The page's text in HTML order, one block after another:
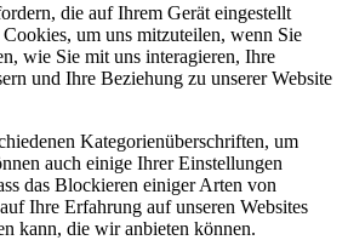
die auf Ihrem Gerät eingestellt
um uns mitzuteilen, wenn Sie
wie Sie mit uns interagieren, Ihre
und Ihre Beziehung zu unserer Website
Kategorienüberschriften, um
auch einige Ihrer Einstellungen
das Blockieren einiger Arten von
Ihre Erfahrung auf unseren Websites
kann, die wir anbieten können.